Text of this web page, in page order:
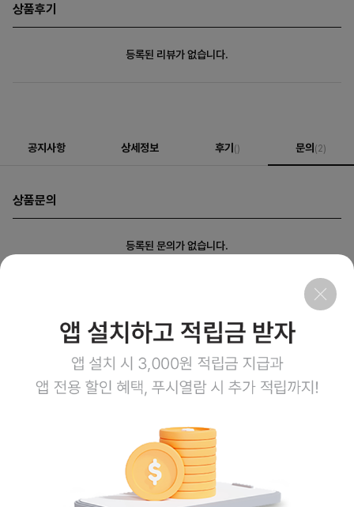
상품후기
등록된 리뷰가 없습니다.
공지사항 상세정보 후기() 문의(2)
상품문의
등록된 문의가 없습니다.
평일 08:00~17:00
토요일 08:00~12:00